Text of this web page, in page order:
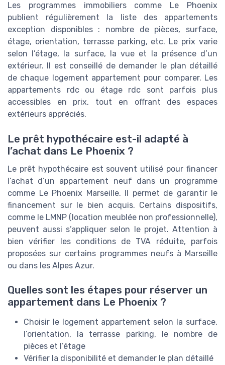
Les programmes immobiliers comme Le Phoenix
publient régulièrement la liste des appartements
exception disponibles : nombre de pièces, surface,
étage, orientation, terrasse parking, etc. Le prix varie
selon l’étage, la surface, la vue et la présence d’un
extérieur. Il est conseillé de demander le plan détaillé
de chaque logement appartement pour comparer. Les
appartements rdc ou étage rdc sont parfois plus
accessibles en prix, tout en offrant des espaces
extérieurs appréciés.
Le prêt hypothécaire est-il adapté à
l’achat dans Le Phoenix ?
Le prêt hypothécaire est souvent utilisé pour financer
l’achat d’un appartement neuf dans un programme
comme Le Phoenix Marseille. Il permet de garantir le
financement sur le bien acquis. Certains dispositifs,
comme le LMNP (location meublée non professionnelle),
peuvent aussi s’appliquer selon le projet. Attention à
bien vérifier les conditions de TVA réduite, parfois
proposées sur certains programmes neufs à Marseille
ou dans les Alpes Azur.
Quelles sont les étapes pour réserver un
appartement dans Le Phoenix ?
Choisir le logement appartement selon la surface,
l’orientation, la terrasse parking, le nombre de
pièces et l’étage
Vérifier la disponibilité et demander le plan détaillé